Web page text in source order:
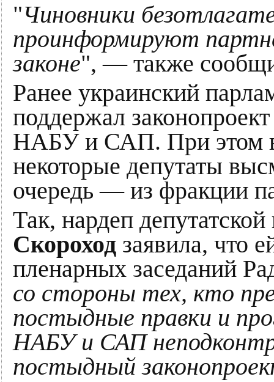
"Чиновники
проинформируют
законе", — также
Ранее украинский
поддержал
НАБУ и САП. При этом
некоторые депутаты
очередь — из фракции
Так, нардеп
Скороход заявила, что
пленарных заседаний
со стороны тех, кто
постыдные правки и
НАБУ и САП
постыдный